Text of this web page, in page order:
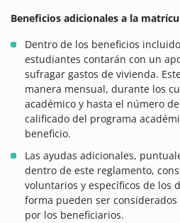
Beneficios adicionales a la
Dentro de los beneficios
estudiantes contarán con un
sufragar gastos de vivienda.
manera mensual, durante los
académico y hasta el número
calificado del programa
beneficio.
Las ayudas adicionales,
dentro de este reglamento,
voluntarios y específicos de los
forma pueden ser
por los beneficiarios.